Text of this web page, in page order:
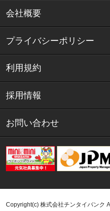
会社概要
プライバシーポリシー
利用規約
採用情報
お問い合わせ
Copyright(c) 株式会社チンタイバンク